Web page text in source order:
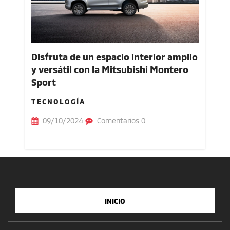
Disfruta de un espacio interior amplio
y versátil con la Mitsubishi Montero
Sport
TECNOLOGÍA
09/10/2024 Comentarios 0
INICIO